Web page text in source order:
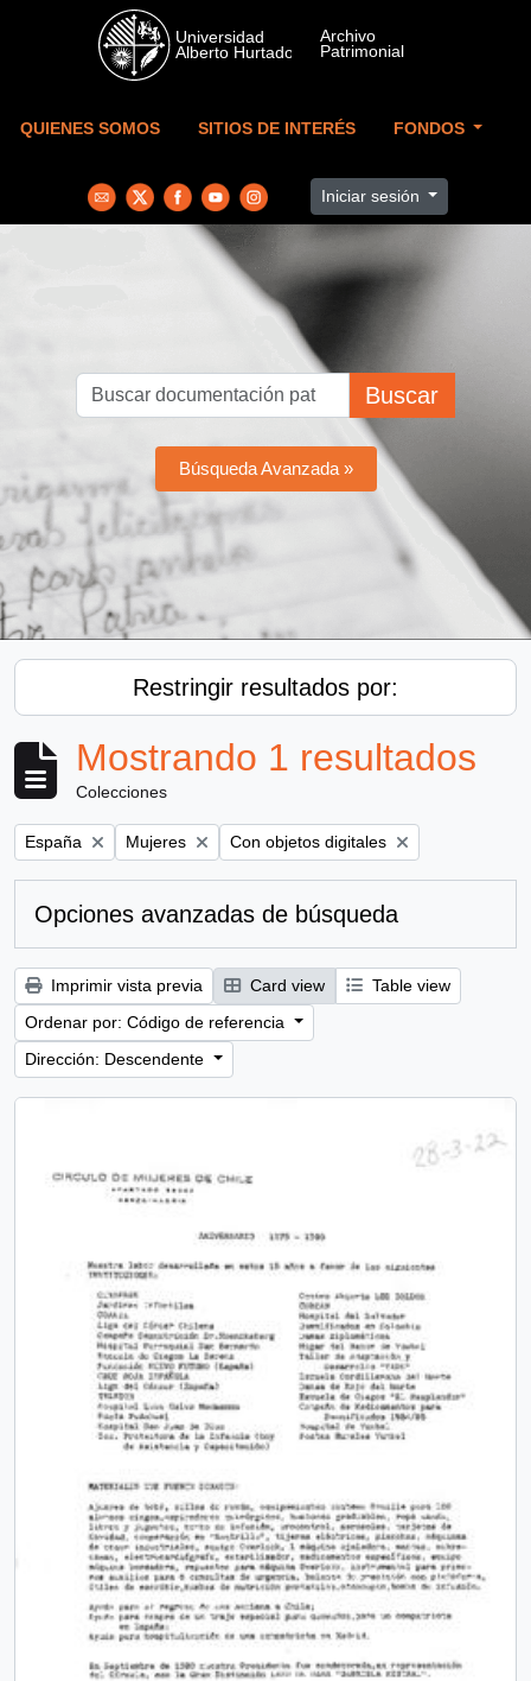
Skip to main content
QUIENES SOMOS SITIOS DE INTERÉS FONDOS
Iniciar sesión
Buscar
Búsqueda Avanzada »
Restringir resultados por:
Mostrando 1 resultados
Colecciones
Remove filter:
España Remove filter:
Mujeres Remove filter:
Con objetos digitales
Opciones avanzadas de búsqueda
Imprimir vista previa Card view
Table view
Ordenar por: Código de referencia
Dirección: Descendente